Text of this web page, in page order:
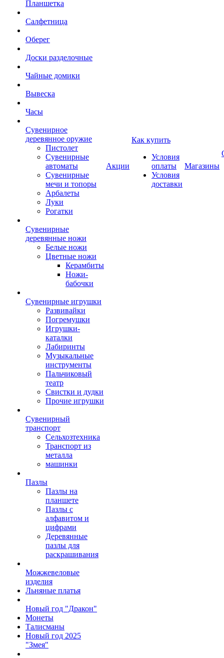
Планшетка
Салфетница
Оберег
Доски разделочные
Чайные домики
Вывеска
Часы
Сувенирное
деревянное оружие
Пистолет
Сувенирные
автоматы
Сувенирные
мечи и топоры
Арбалеты
Луки
Рогатки
Сувенирные
деревянные ножи
Белые ножи
Цветные ножи
Керамбиты
Ножи-
бабочки
Сувенирные игрушки
Развивайки
Погремушки
Игрушки-
каталки
Лабиринты
Музыкальные
инструменты
Пальчиковый
театр
Свистки и дудки
Прочие игрушки
Сувенирный
транспорт
Сельхозтехника
Транспорт из
металла
машинки
Пазлы
Пазлы на
планшете
Пазлы с
алфавитом и
цифрами
Деревянные
пазлы для
раскрашивания
Можжевеловые
изделия
Льняные платья
Новый год "Дракон"
Монеты
Талисманы
Новый год 2025
"Змея"
Акции
Как купить
Условия
оплаты
Условия
доставки
Магазины